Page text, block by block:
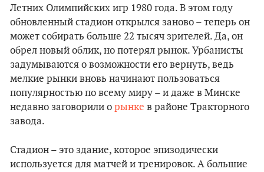
Летних Олимпийских игр 1980 года. В этом году
обновленный стадион открылся заново – теперь он
может собирать больше 22 тысяч зрителей. Да, он
обрел новый облик, но потерял рынок. Урбанисты
задумываются о возможности его вернуть, ведь
мелкие рынки вновь начинают пользоваться
популярностью по всему миру – и даже в Минске
недавно заговорили о рынке в районе Тракторного
завода.
Стадион – это здание, которое эпизодически
используется для матчей и тренировок. А большие